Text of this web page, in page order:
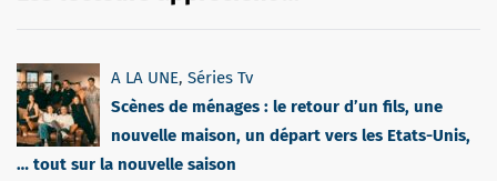
A LA UNE, Séries Tv
Scènes de ménages : le retour d’un fils, une
nouvelle maison, un départ vers les Etats-Unis,
… tout sur la nouvelle saison